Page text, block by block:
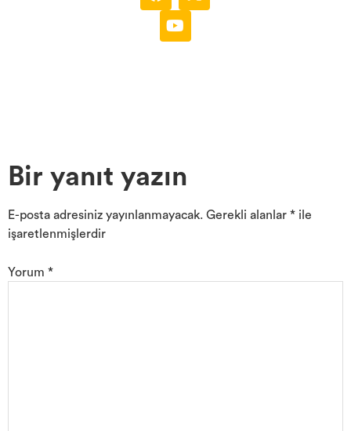
Bir yanıt yazın
E-posta adresiniz yayınlanmayacak. Gerekli alanlar * ile
işaretlenmişlerdir
Yorum *